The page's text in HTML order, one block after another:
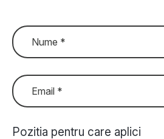
Pozitia pentru care aplici